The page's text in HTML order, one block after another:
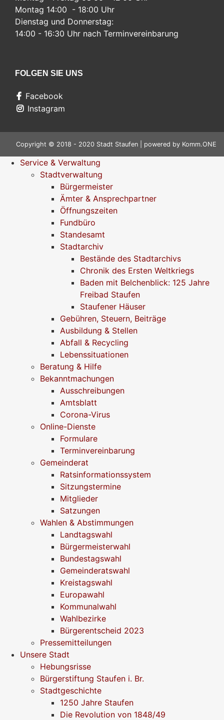
Montag 14:00 - 18:00 Uhr
Dienstag und Donnerstag:
14:00 - 16:30 Uhr nach Terminvereinbarung
FOLGEN SIE UNS
Facebook
Instagram
Copyright © 2018 - 2020 Stadt Staufen | powered by Komm.ONE
Service & Verwaltung
Stadtverwaltung
Bürgermeister
Ämter & Ansprechpartner
Öffnungszeiten
Fundbüro
Standesamt
Stadtarchiv
Bestände des Stadtarchivs
Chronik des Ersten Weltkriegs
Baden mit Belchenblick: 125 Jahre
Freibad Staufen
Staufener Häuser
Gebühren, Steuern, Beiträge
Ausbildung & Stellen
Abfall & Recycling
Lebenssituationen
Beratung & Hilfe
Bekanntmachungen
Ausschreibungen
Amtsblatt
Corona-Virus
Online-Dienste
Formulare
Terminvereinbarung
Gemeinderat
Ratsinformationssystem
Sitzungstermine
Mitglieder
Satzungen
Wahlen & Abstimmungen
Landtagswahl
Bürgermeisterwahl
Bundestagswahl
Gemeinderatswahl
Kreistagswahl
Europawahl
Kommunalwahl
Wahlbezirke
Bürgerentscheid 2023
Pressemitteilungen
Unsere Stadt
Hebungsrisse
Bürgerstiftung Staufen i. Br.
Stadtgeschichte
1250 Jahre Staufen
Die Revolution von 1848/49